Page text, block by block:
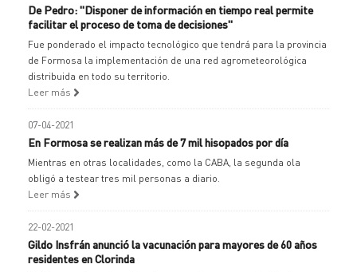
De Pedro: "Disponer de información en tiempo real permite
facilitar el proceso de toma de decisiones"
Fue ponderado el impacto tecnológico que tendrá para la provincia
de Formosa la implementación de una red agrometeorológica
distribuida en todo su territorio.
Leer más
07-04-2021
En Formosa se realizan más de 7 mil hisopados por día
Mientras en otras localidades, como la CABA, la segunda ola
obligó a testear tres mil personas a diario.
Leer más
22-02-2021
Gildo Insfrán anunció la vacunación para mayores de 60 años
residentes en Clorinda